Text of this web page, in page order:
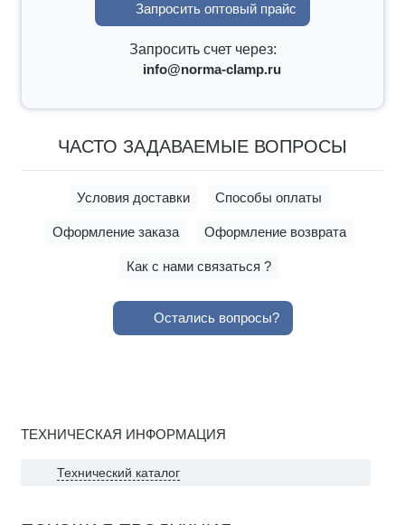
Запросить оптовый прайс
Запросить счет через:
info@norma-clamp.ru
ЧАСТО ЗАДАВАЕМЫЕ ВОПРОСЫ
Условия доставки Способы оплаты
Оформление заказа Оформление возврата
Как с нами связаться ?
Остались вопросы?
ТЕХНИЧЕСКАЯ ИНФОРМАЦИЯ
Технический каталог